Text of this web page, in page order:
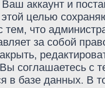
аккаунт и
целью
тем, что
за собой
соглашаетесь с
в базе данных. В